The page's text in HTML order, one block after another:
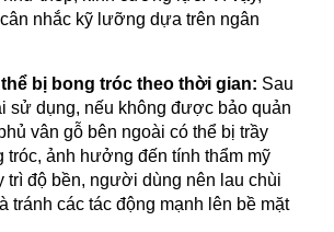
nhắc kỹ lưỡng dựa trên ngân
bị bong tróc theo thời gian: Sau
sử dụng, nếu không được bảo quản
vân gỗ bên ngoài có thể bị trầy
tróc, ảnh hưởng đến tính thẩm mỹ
trì độ bền, người dùng nên lau chùi
tránh các tác động mạnh lên bề mặt